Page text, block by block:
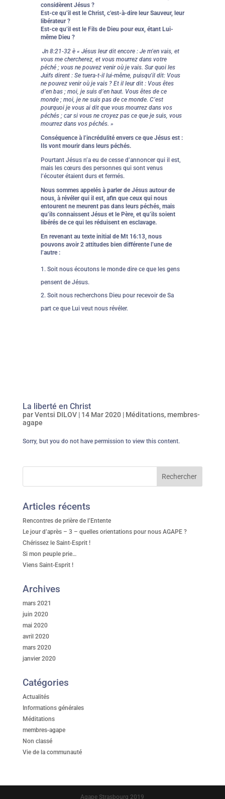
considèrent Jésus ?
Est-ce qu’il est le Christ, c’est-à-dire leur Sauveur, leur
libérateur ?
Est-ce qu’il est le Fils de Dieu pour eux, étant Lui-
même Dieu ?
Jn 8:21-32 è « Jésus leur dit encore : Je m’en vais, et
vous me chercherez, et vous mourrez dans votre
péché ; vous ne pouvez venir où je vais. Sur quoi les
Juifs dirent : Se tuera-t-il lui-même, puisqu’il dit: Vous
ne pouvez venir où je vais ? Et il leur dit : Vous êtes
d’en bas ; moi, je suis d’en haut. Vous êtes de ce
monde ; moi, je ne suis pas de ce monde. C’est
pourquoi je vous ai dit que vous mourrez dans vos
péchés ; car si vous ne croyez pas ce que je suis, vous
mourrez dans vos péchés. »
Conséquence à l’incrédulité envers ce que Jésus est :
Ils vont mourir dans leurs péchés.
Pourtant Jésus n’a eu de cesse d’annoncer qui il est,
mais les cœurs des personnes qui sont venus
l’écouter étaient durs et fermés.
Nous sommes appelés à parler de Jésus autour de
nous, à révéler qui il est, afin que ceux qui nous
entourent ne meurent pas dans leurs péchés, mais
qu’ils connaissent Jésus et le Père, et qu’ils soient
libérés de ce qui les réduisent en esclavage.
En revenant au texte initial de Mt 16:13, nous
pouvons avoir 2 attitudes bien différente l’une de
l’autre :
Soit nous écoutons le monde dire ce que les gens
pensent de Jésus.
Soit nous recherchons Dieu pour recevoir de Sa
part ce que Lui veut nous révéler.
La liberté en Christ
parVentsi DILOV| 14 Mar 2020| Méditations,membres-
agape
Sorry, but you do not have permission to view this content.
Articles récents
Rencontres de prière de l’Entente
Le jour d’après – 3 – quelles orientations pour nous AGAPE ?
Chérissez le Saint-Esprit !
Si mon peuple prie…
Viens Saint-Esprit !
Archives
mars 2021
juin 2020
mai 2020
avril 2020
mars 2020
janvier 2020
Catégories
Actualités
Informations générales
Méditations
membres-agape
Non classé
Vie de la communauté
Agape Strasbourg 2019